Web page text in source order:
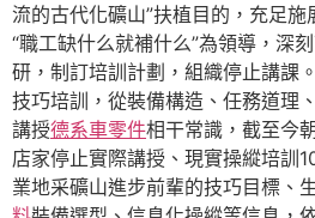
流的古代化礦山”扶植目的，充足
“職工缺什么就補什么”為領導，深
研，制訂培訓計劃，組織停止講課
技巧培訓，從裝備構造、任務道理
講授德系車零件相干常識，截至今
店家停止實際講授、現實操縱培訓
業地采礦山進步前輩的技巧目標、